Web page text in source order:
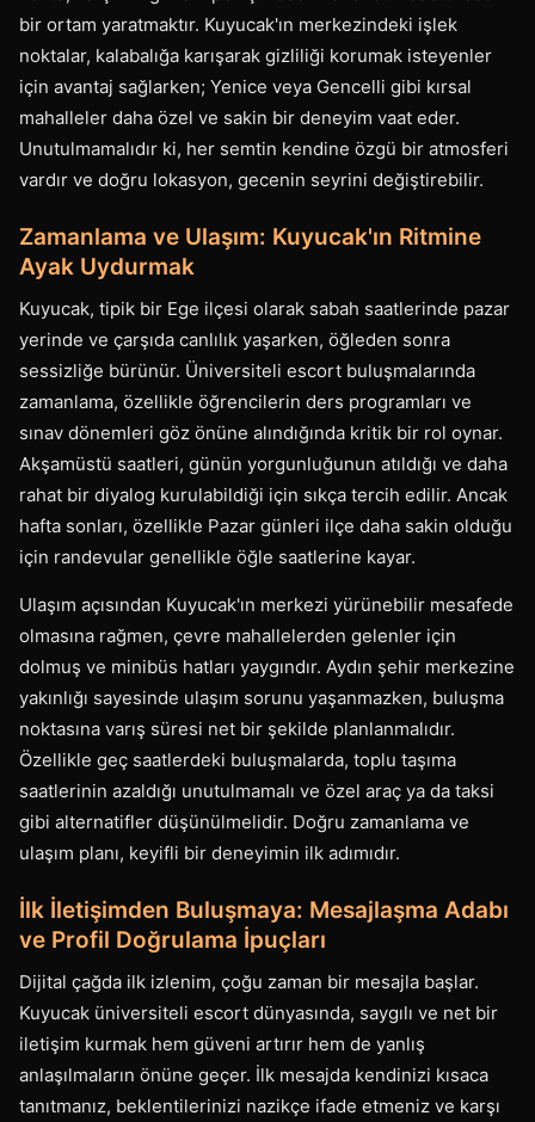
bir ortam yaratmaktır. Kuyucak'ın merkezindeki işlek
noktalar, kalabalığa karışarak gizliliği korumak isteyenler
için avantaj sağlarken; Yenice veya Gencelli gibi kırsal
mahalleler daha özel ve sakin bir deneyim vaat eder.
Unutulmamalıdır ki, her semtin kendine özgü bir atmosferi
vardır ve doğru lokasyon, gecenin seyrini değiştirebilir.
Zamanlama ve Ulaşım: Kuyucak'ın Ritmine
Ayak Uydurmak
Kuyucak, tipik bir Ege ilçesi olarak sabah saatlerinde pazar
yerinde ve çarşıda canlılık yaşarken, öğleden sonra
sessizliğe bürünür. Üniversiteli escort buluşmalarında
zamanlama, özellikle öğrencilerin ders programları ve
sınav dönemleri göz önüne alındığında kritik bir rol oynar.
Akşamüstü saatleri, günün yorgunluğunun atıldığı ve daha
rahat bir diyalog kurulabildiği için sıkça tercih edilir. Ancak
hafta sonları, özellikle Pazar günleri ilçe daha sakin olduğu
için randevular genellikle öğle saatlerine kayar.
Ulaşım açısından Kuyucak'ın merkezi yürünebilir mesafede
olmasına rağmen, çevre mahallelerden gelenler için
dolmuş ve minibüs hatları yaygındır. Aydın şehir merkezine
yakınlığı sayesinde ulaşım sorunu yaşanmazken, buluşma
noktasına varış süresi net bir şekilde planlanmalıdır.
Özellikle geç saatlerdeki buluşmalarda, toplu taşıma
saatlerinin azaldığı unutulmamalı ve özel araç ya da taksi
gibi alternatifler düşünülmelidir. Doğru zamanlama ve
ulaşım planı, keyifli bir deneyimin ilk adımıdır.
İlk İletişimden Buluşmaya: Mesajlaşma Adabı
ve Profil Doğrulama İpuçları
Dijital çağda ilk izlenim, çoğu zaman bir mesajla başlar.
Kuyucak üniversiteli escort dünyasında, saygılı ve net bir
iletişim kurmak hem güveni artırır hem de yanlış
anlaşılmaların önüne geçer. İlk mesajda kendinizi kısaca
tanıtmanız, beklentilerinizi nazikçe ifade etmeniz ve karşı